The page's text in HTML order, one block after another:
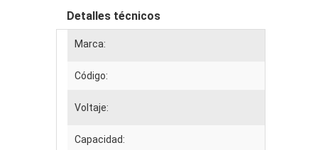
Detalles técnicos
Marca:
Código:
Voltaje:
Capacidad: